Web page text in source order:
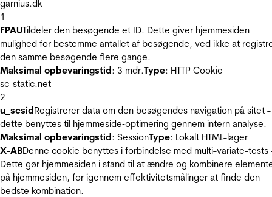
garnius.dk
1
FPAUTildeler den besøgende et ID. Dette giver hjemmesiden
mulighed for bestemme antallet af besøgende, ved ikke at
den samme besøgende flere gange.
Maksimal opbevaringstid: 3 mdr.Type: HTTP Cookie
sc-static.net
2
u_scsidRegistrerer data om den besøgendes navigation på sitet -
dette benyttes til hjemmeside‐optimering gennem intern analyse.
Maksimal opbevaringstid: SessionType: Lokalt HTML-lager
X-ABDenne cookie benyttes i forbindelse med multi-variate-tests
Dette gør hjemmesiden i stand til at ændre og kombinere
på hjemmesiden, for igennem effektivitetsmålinger at finde den
bedste kombination.